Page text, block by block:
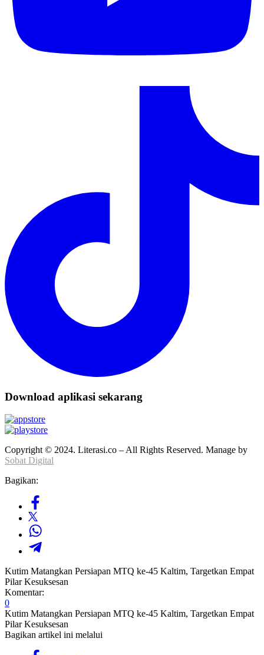
Download aplikasi sekarang
Copyright © 2024. Literasi.co – All Rights Reserved. Manage by
Sobat Digital
Bagikan:
Kutim Matangkan Persiapan MTQ ke-45 Kaltim, Targetkan Empat
Pilar Kesuksesan
Komentar:
0
Kutim Matangkan Persiapan MTQ ke-45 Kaltim, Targetkan Empat
Pilar Kesuksesan
Bagikan artikel ini melalui